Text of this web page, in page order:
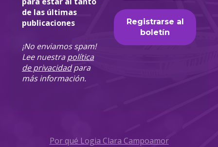
de las últimas
publicaciones
¡No enviamos spam!
Lee nuestrapolítica
de privacidadpara
más información.
Por qué Logia Clara Campoamor